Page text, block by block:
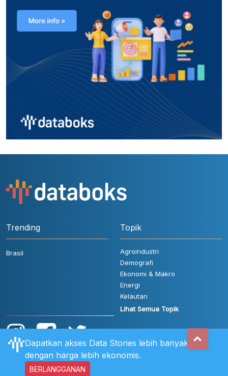
Trending
Brasil
Topik
Agroindustri
Demografi
Ekonomi & Makro
Energi
Kelautan
Lihat Semua Topik
Aturan Pengguna Hubungi Kami
Dapatkan akses Data Stories lebih banyak
dengan harga lebih ekonomis.
BERLANGGANAN